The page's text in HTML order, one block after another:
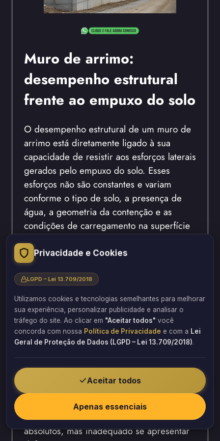
Muro de arrimo:
desempenho estrutural
frente ao empuxo do solo
O desempenho estrutural de um muro de
arrimo está diretamente ligado à sua
capacidade de resistir aos esforços laterais
gerados pelo empuxo do solo. Esses
esforços não são constantes e variam
conforme o tipo de solo, a presença de
água, a geometria da contenção e as
condições de carregamento na superfície
não pode ser dissociada da análise
estrutural completa do sistema.
Muro de arrimo: verificação em
estados limites de segurança
Em engenharia estrutural, o muro de
arrimo deve ser verificado em relação a
estados limites últimos e de serviço. Isso
significa avaliar não apenas a ruptura do
sistema, mas também as deformações
admissíveis ao longo do tempo. Um
material pode ser resistente em termos
absolutos, mas inadequado se apresentar
Privacidade e Cookies
LGPD – Lei 13.709/2018
Utilizamos cookies e tecnologias semelhantes para melhorar
sua experiência, personalizar publicidade e analisar o
tráfego do site. Ao clicar em "Aceitar todos" você
concorda com nossa Política de Privacidade e com a Lei
Geral de Proteção de Dados (LGPD – Lei 13.709/2018).
Aceitar todos
Apenas essenciais